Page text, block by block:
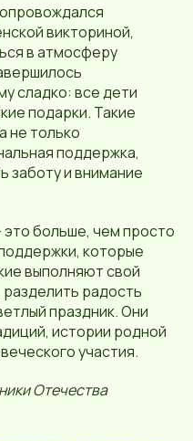
викториной,
в атмосферу
сладко: все дети
подарки. Такие
не только
поддержка,
заботу и внимание
больше, чем просто
которые
выполняют свой
радость
праздник. Они
истории родной
участия.
Отечества